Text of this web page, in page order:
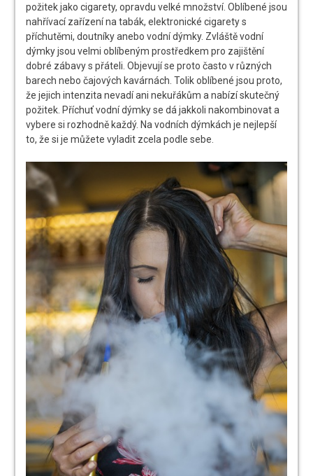
požitek jako cigarety, opravdu velké množství. Oblíbené jsou
nahřívací zařízení na tabák, elektronické cigarety s
příchutěmi, doutníky anebo vodní dýmky. Zvláště vodní
dýmky jsou velmi oblíbeným prostředkem pro zajištění
dobré zábavy s přáteli. Objevují se proto často v různých
barech nebo čajových kavárnách. Tolik oblíbené jsou proto,
že jejich intenzita nevadí ani nekuřákům a nabízí skutečný
požitek. Příchuť vodní dýmky se dá jakkoli nakombinovat a
vybere si rozhodně každý. Na vodních dýmkách je nejlepší
to, že si je můžete vyladit zcela podle sebe.